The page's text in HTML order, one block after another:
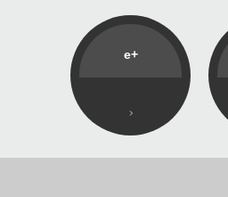
e+